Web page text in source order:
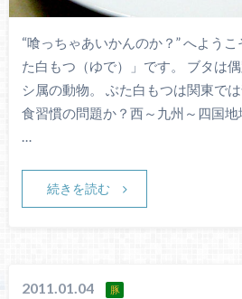
“喰っちゃあいかんのか？” へよう
た白もつ（ゆで）」です。 ブタは
シ属の動物。 ぶた白もつは関東で
食習慣の問題か？西～九州～四国地
…
続きを読む
2011.01.04 豚